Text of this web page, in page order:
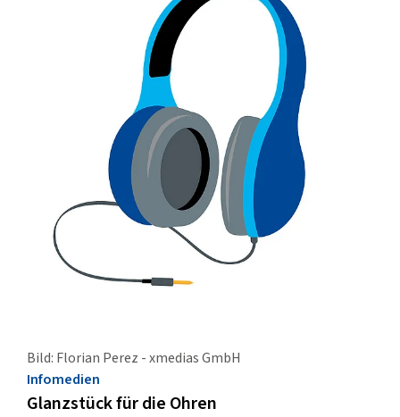
Bild: Florian Perez - xmedias GmbH
Infomedien
Glanzstück für die Ohren